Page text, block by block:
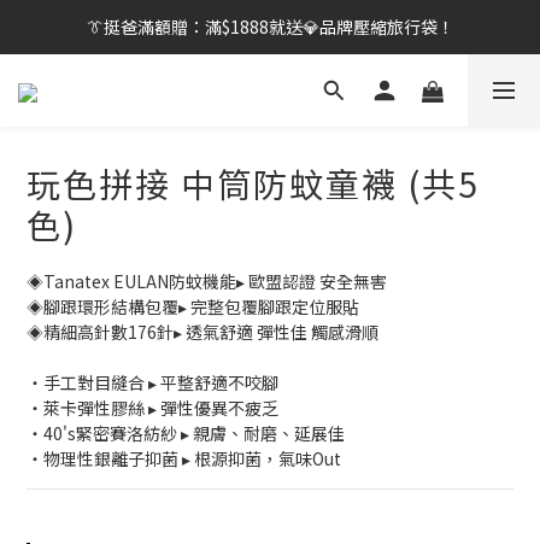
👔挺爸行動：全館襪款【最低$149起】✨立即下單！
👔挺爸滿額贈：滿$1888就送💎品牌壓縮旅行袋！
【刷卡/電子支付限定】下單送✨WARX品牌質感杯袋！
玩色拼接 中筒防蚊童襪 (共5
色)
◈Tanatex EULAN防蚊機能▸ 歐盟認證 安全無害
◈腳跟環形結構包覆▸ 完整包覆腳跟定位服貼
◈精細高針數176針▸ 透氣舒適 彈性佳 觸感滑順
・手工對目縫合 ▸ 平整舒適不咬腳
・萊卡彈性膠絲 ▸ 彈性優異不疲乏
・40's緊密賽洛紡紗 ▸ 親膚、耐磨、延展佳
・物理性銀離子抑菌 ▸ 根源抑菌，氣味Out